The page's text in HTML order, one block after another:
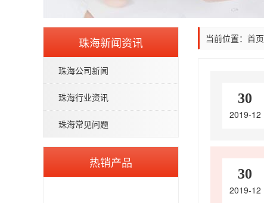
珠海新闻资讯
珠海公司新闻
珠海行业资讯
珠海常见问题
热销产品
当前位置： 首页
30
2019-12
30
2019-12